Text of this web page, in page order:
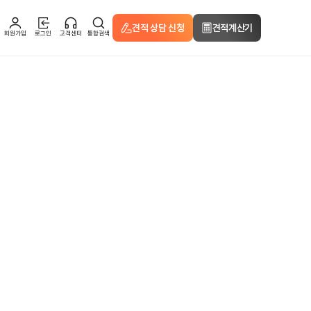
회원가입 로그인 고객센터 통합검색 견적 상담 신청 견적계산기